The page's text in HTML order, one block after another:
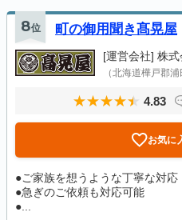
8位 町の御用聞き髙晃屋
[運営会社] 株式
（北海道樺戸郡
4.83
お気に
●ご家族を想うような丁寧な対応
●急ぎのご依頼も対応可能
●...